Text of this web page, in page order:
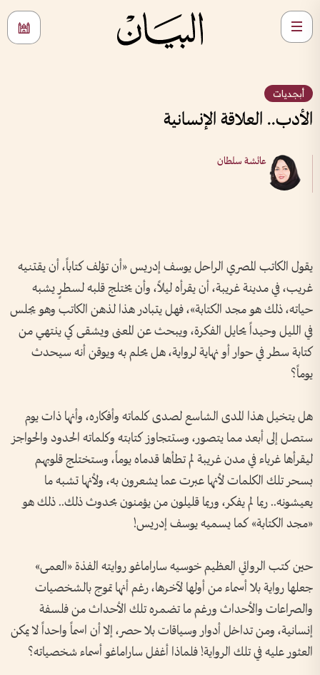
أبجديات
الأدب.. العلاقة الإنسانية
عائشة سلطان
يقول الكاتب المصري الراحل يوسف إدريس «أن تؤلف كتاباً، أن يقتنيه
غريب، في مدينة غريبة، أن يقرأه ليلاً، وأن يختلج قلبه لسطرٍ يشبه
حياته، ذلك هو مجد الكتابة»، فهل يتبادر هذا لذهن الكاتب وهو يجلس
في الليل وحيداً يحايل الفكرة، ويبحث عن المعنى ويشقى كي ينتهي من
كتابة سطر في حوار أو نهاية لرواية، هل يحلم به ويوقن أنه سيحدث
يوماً؟
هل يتخيل هذا المدى الشاسع لصدى كلماته وأفكاره، وأنها ذات يوم
ستصل إلى أبعد مما يتصور، وستتجاوز كتابته وكلماته الحدود والحواجز
ليقرأها غرباء في مدن غريبة لم تطأها قدماه يوماً، وستختلج قلوبهم
بسحر تلك الكلمات لأنها عبرت عما يشعرون به، ولأنها تشبه ما
يعيشونه.. ربما لم يفكر، وربما قليلون من يؤمنون بحدوث ذلك.. ذلك هو
«مجد الكتابة» كما يسميه يوسف إدريس!
حين كتب الروائي العظيم خوسيه ساراماغو روايته الفذة «العمى»
جعلها رواية بلا أسماء من أولها لآخرها، رغم أنها تموج بالشخصيات
والصراعات والأحداث ورغم ما تضمره تلك الأحداث من فلسفة
إنسانية، ومن تداخل أدوار وسياقات بلا حصر، إلا أن اسماً واحداً لا يمكن
العثور عليه في تلك الرواية! فلماذا أغفل ساراماغو أسماء شخصياته؟